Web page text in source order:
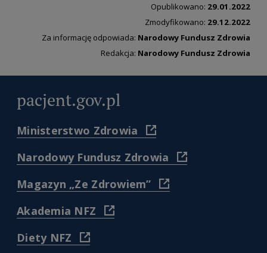
Opublikowano: 29.01.2022
Zmodyfikowano: 29.12.2022
Za informację odpowiada: Narodowy Fundusz Zdrowia
Redakcja: Narodowy Fundusz Zdrowia
pacjent.gov.pl
Ministerstwo Zdrowia
(
https://www.gov.pl/web/
Narodowy Fundusz Zdrowia
(
https://
Magazyn „Ze Zdrowiem”
(
https://www.nfz.gov.pl/
Akademia NFZ
(
https://akademia.nfz.gov.pl/
Diety NFZ
(
https://diety.nfz.gov.pl/